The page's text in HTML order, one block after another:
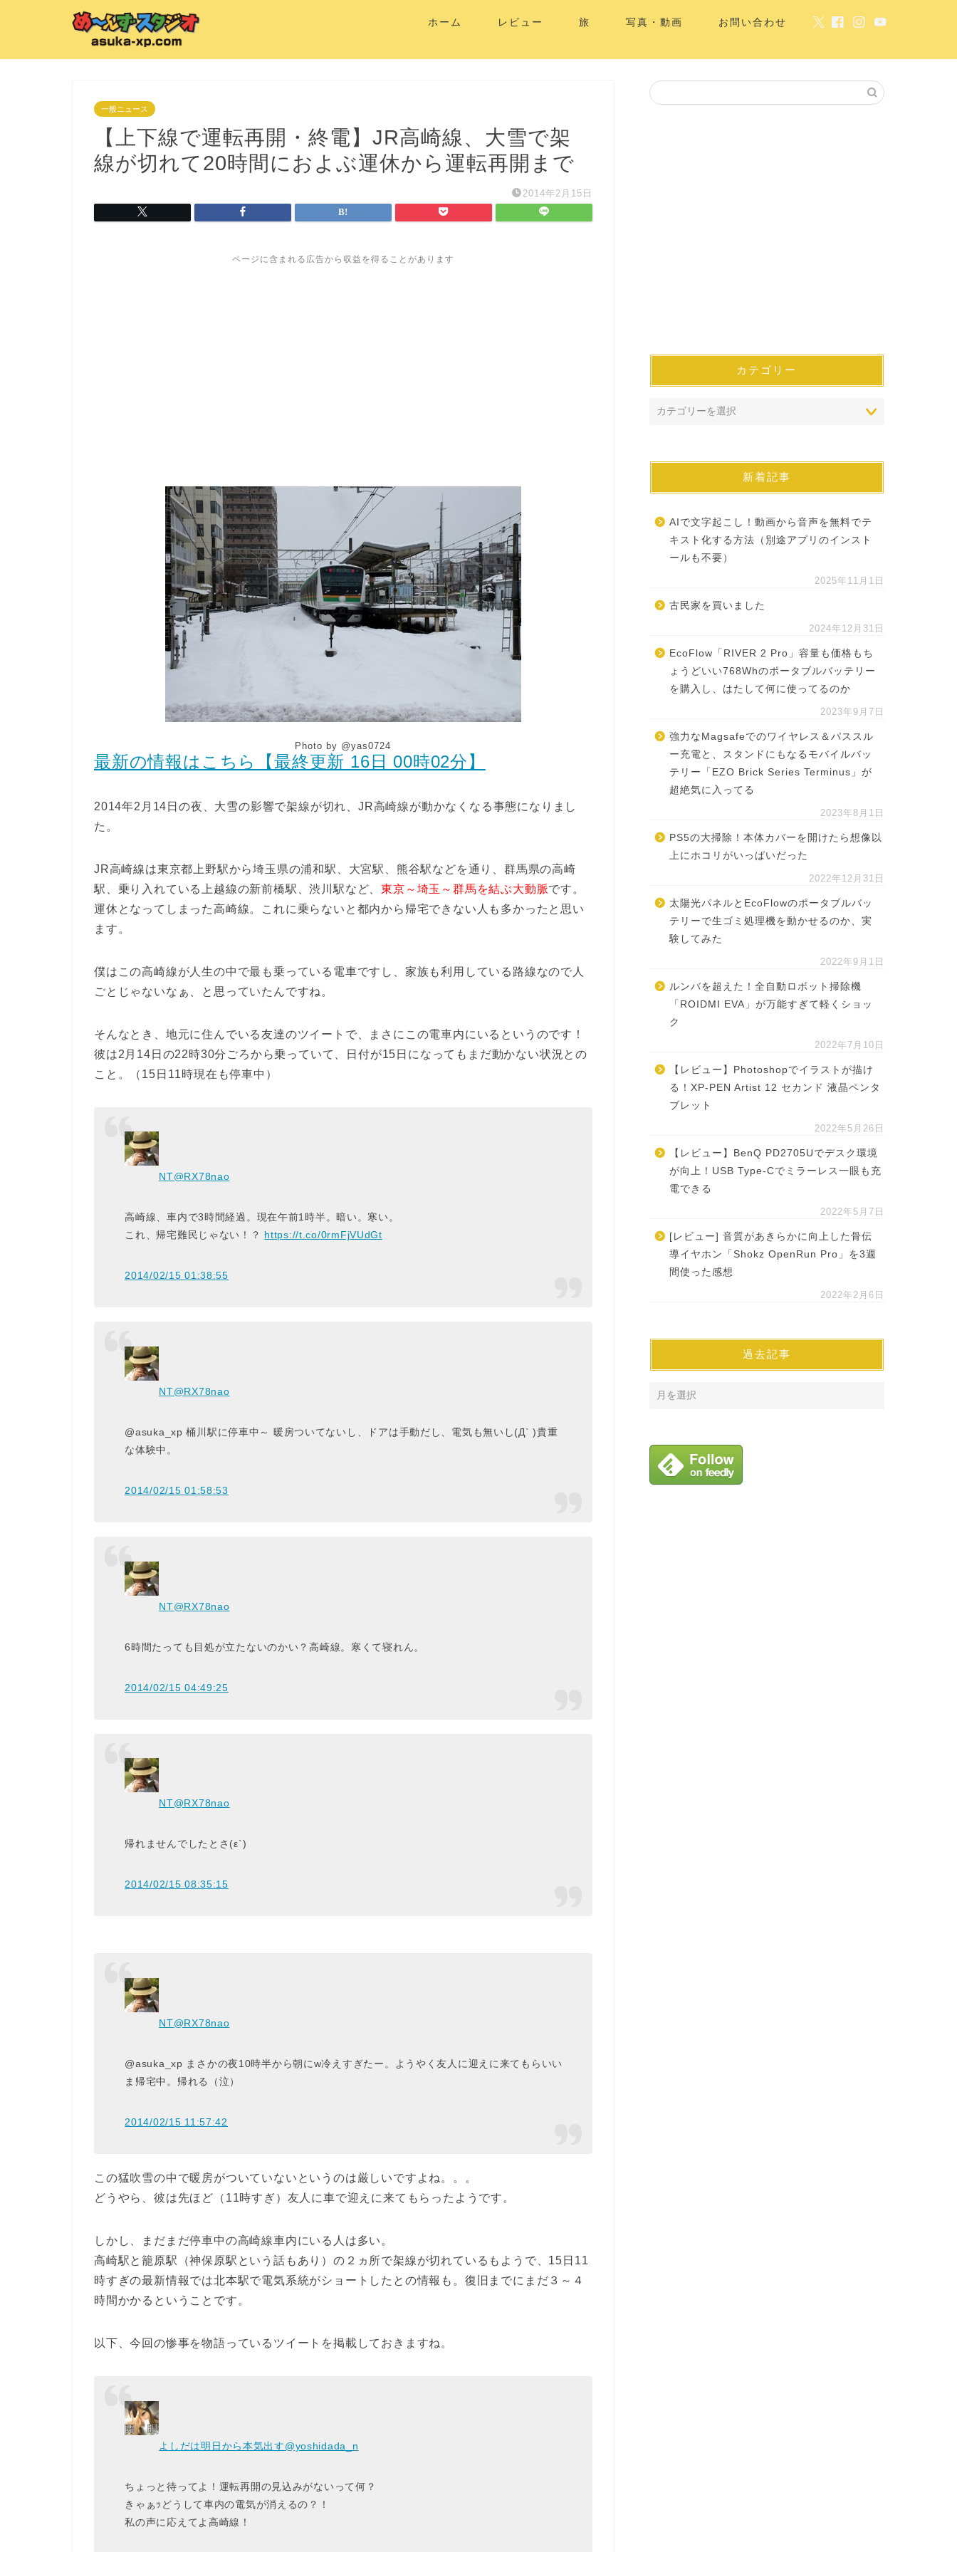
ホーム レビュー 旅 写真・動画 お問い合わせ
一般ニュース
【上下線で運転再開・終電】JR高崎線、大雪で架
線が切れて20時間におよぶ運休から運転再開まで
2014年2月15日
ページに含まれる広告から収益を得ることがあります
Photo by @yas0724
最新の情報はこちら【最終更新 16日 00時02分】
2014年2月14日の夜、大雪の影響で架線が切れ、JR高崎線が動かなくなる事態になりまし
た。
JR高崎線は東京都上野駅から埼玉県の浦和駅、大宮駅、熊谷駅などを通り、群馬県の高崎
駅、乗り入れている上越線の新前橋駅、渋川駅など、東京～埼玉～群馬を結ぶ大動脈です。
運休となってしまった高崎線。これに乗らないと都内から帰宅できない人も多かったと思い
ます。
僕はこの高崎線が人生の中で最も乗っている電車ですし、家族も利用している路線なので人
ごとじゃないなぁ、と思っていたんですね。
そんなとき、地元に住んでいる友達のツイートで、まさにこの電車内にいるというのです！
彼は2月14日の22時30分ごろから乗っていて、日付が15日になってもまだ動かない状況との
こと。（15日11時現在も停車中）
NT@RX78nao
高崎線、車内で3時間経過。現在午前1時半。暗い。寒い。
これ、帰宅難民じゃない！？ https://t.co/0rmFjVUdGt
2014/02/15 01:38:55
NT@RX78nao
@asuka_xp 桶川駅に停車中～ 暖房ついてないし、ドアは手動だし、電気も無いし(Д` )貴重
な体験中。
2014/02/15 01:58:53
NT@RX78nao
6時間たっても目処が立たないのかい？高崎線。寒くて寝れん。
2014/02/15 04:49:25
NT@RX78nao
帰れませんでしたとさ(ε`)
2014/02/15 08:35:15
NT@RX78nao
@asuka_xp まさかの夜10時半から朝にw冷えすぎたー。ようやく友人に迎えに来てもらいい
ま帰宅中。帰れる（泣）
2014/02/15 11:57:42
この猛吹雪の中で暖房がついていないというのは厳しいですよね。。。
どうやら、彼は先ほど（11時すぎ）友人に車で迎えに来てもらったようです。
しかし、まだまだ停車中の高崎線車内にいる人は多い。
高崎駅と籠原駅（神保原駅という話もあり）の２ヵ所で架線が切れているもようで、15日11
時すぎの最新情報では北本駅で電気系統がショートしたとの情報も。復旧までにまだ３～４
時間かかるということです。
以下、今回の惨事を物語っているツイートを掲載しておきますね。
よしだは明日から本気出す@yoshidada_n
ちょっと待ってよ！運転再開の見込みがないって何？
きゃぁｯどうして車内の電気が消えるの？！
私の声に応えてよ高崎線！
カテゴリー
新着記事
AIで文字起こし！動画から音声を無料でテ
キスト化する方法（別途アプリのインスト
ールも不要）
2025年11月1日
古民家を買いました
2024年12月31日
EcoFlow「RIVER 2 Pro」容量も価格もち
ょうどいい768Whのポータブルバッテリー
を購入し、はたして何に使ってるのか
2023年9月7日
強力なMagsafeでのワイヤレス＆パススル
ー充電と、スタンドにもなるモバイルバッ
テリー「EZO Brick Series Terminus」が
超絶気に入ってる
2023年8月1日
PS5の大掃除！本体カバーを開けたら想像以
上にホコリがいっぱいだった
2022年12月31日
太陽光パネルとEcoFlowのポータブルバッ
テリーで生ゴミ処理機を動かせるのか、実
験してみた
2022年9月1日
ルンバを超えた！全自動ロボット掃除機
「ROIDMI EVA」が万能すぎて軽くショッ
ク
2022年7月10日
【レビュー】Photoshopでイラストが描け
る！XP-PEN Artist 12 セカンド 液晶ペンタ
ブレット
2022年5月26日
【レビュー】BenQ PD2705Uでデスク環境
が向上！USB Type-Cでミラーレス一眼も充
電できる
2022年5月7日
[レビュー] 音質があきらかに向上した骨伝
導イヤホン「Shokz OpenRun Pro」を3週
間使った感想
2022年2月6日
過去記事